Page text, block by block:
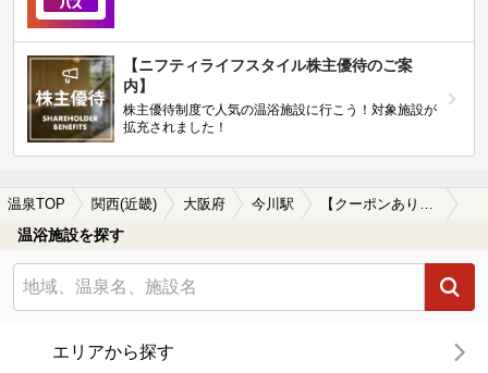
【ニフティライフスタイル株主優待のご案
内】
株主優待制度で人気の温浴施設に行こう！対象施設が
拡充されました！
温泉TOP 関西(近畿) 大阪府 今川駅
温浴施設を探す
エリアから探す